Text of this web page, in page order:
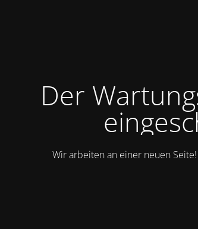
Der
Wir arbeiten an einer neuen